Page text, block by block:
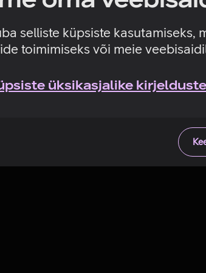
selliste küpsiste
toimimiseks või meie
üksikasjalike